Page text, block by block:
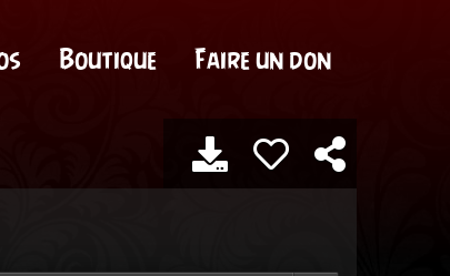
Boutique Faire un don